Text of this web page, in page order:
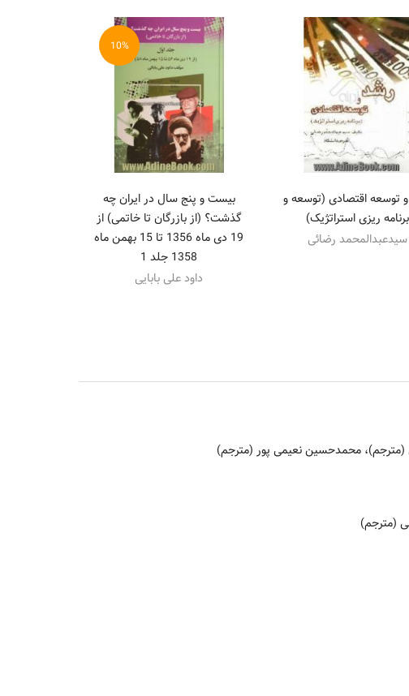
توسعه اقتصادی (توسعه و
برنامه ریزی استراتژیک)
سیدعبدالمحمد رضائی
10%
بیست و پنج سال در ایران چه
گذشت؟ (از بازرگان تا خاتمی) از
19 دی ماه 1356 تا 15 بهمن ماه
1358 جلد 1
داود علی بابایی
(مترجم)، محمدحسین نعیمی پور (مترجم)
(مترجم)